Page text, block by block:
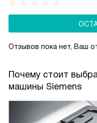
и готовой к
Отзывов пока нет, Ваш
Почему стоит
машины Siemens